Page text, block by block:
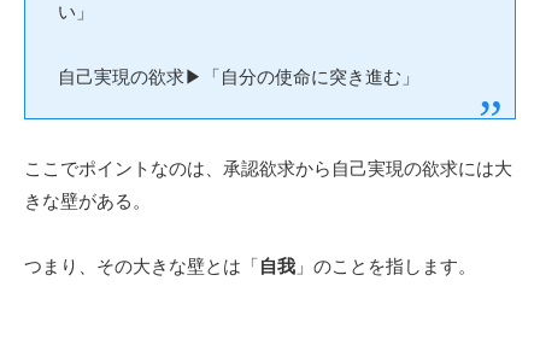
い」
自己実現の欲求▶︎「自分の使命に突き進む」
ここでポイントなのは、承認欲求から自己実現の欲求には大
きな壁がある。
つまり、その大きな壁とは「自我 」のことを指します。